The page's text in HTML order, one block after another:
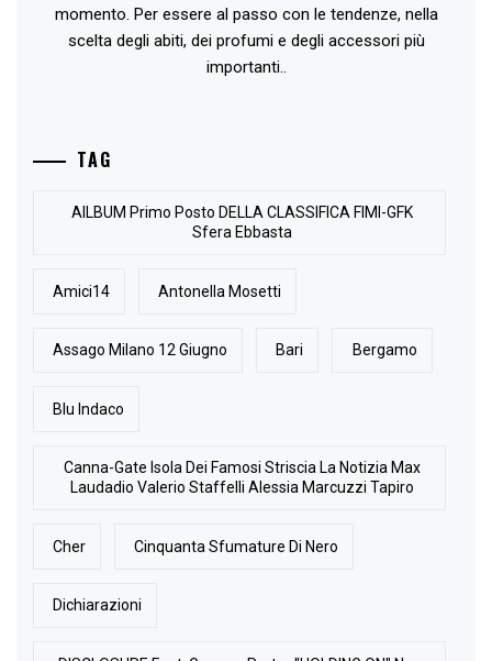
momento. Per essere al passo con le tendenze, nella
scelta degli abiti, dei profumi e degli accessori più
importanti..
TAG
AlLBUM Primo Posto DELLA CLASSIFICA FIMI-GFK
Sfera Ebbasta
Amici14 Antonella Mosetti
Assago Milano 12 Giugno Bari Bergamo
Blu Indaco
Canna-Gate Isola Dei Famosi Striscia La Notizia Max
Laudadio Valerio Staffelli Alessia Marcuzzi Tapiro
Cher Cinquanta Sfumature Di Nero
Dichiarazioni